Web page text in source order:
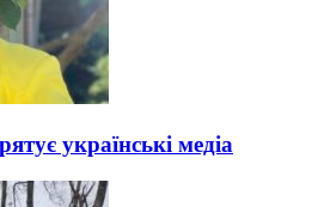
українські медіа